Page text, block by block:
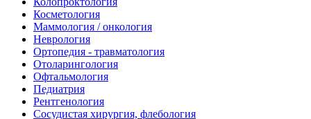
Косметология
Маммология / онкология
Неврология
Ортопедия - травматология
Отоларингология
Офтальмология
Педиатрия
Рентгенология
Сосудистая хирургия, флебология